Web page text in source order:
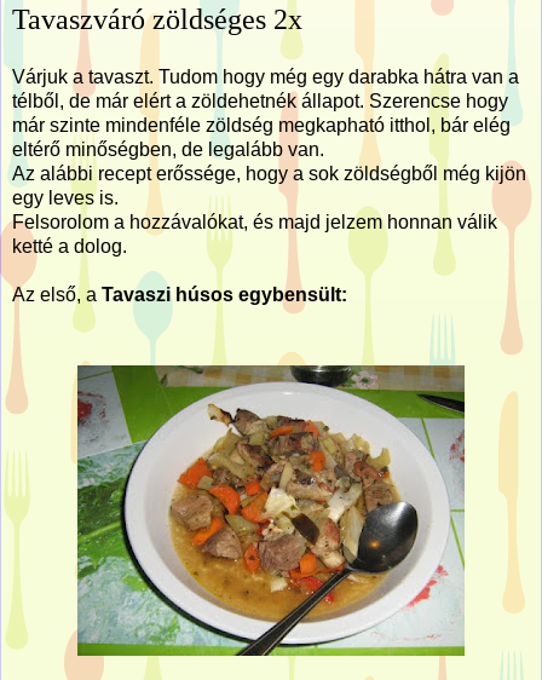
Tavaszváró zöldséges 2x
Várjuk a tavaszt. Tudom hogy még egy darabka hátra van a
télből, de már elért a zöldehetnék állapot. Szerencse hogy
már szinte mindenféle zöldség megkapható itthol, bár elég
eltérő minőségben, de legalább van.
Az alábbi recept erőssége, hogy a sok zöldségből még kijön
egy leves is.
Felsorolom a hozzávalókat, és majd jelzem honnan válik
ketté a dolog.
Az első, a Tavaszi húsos egybensült: